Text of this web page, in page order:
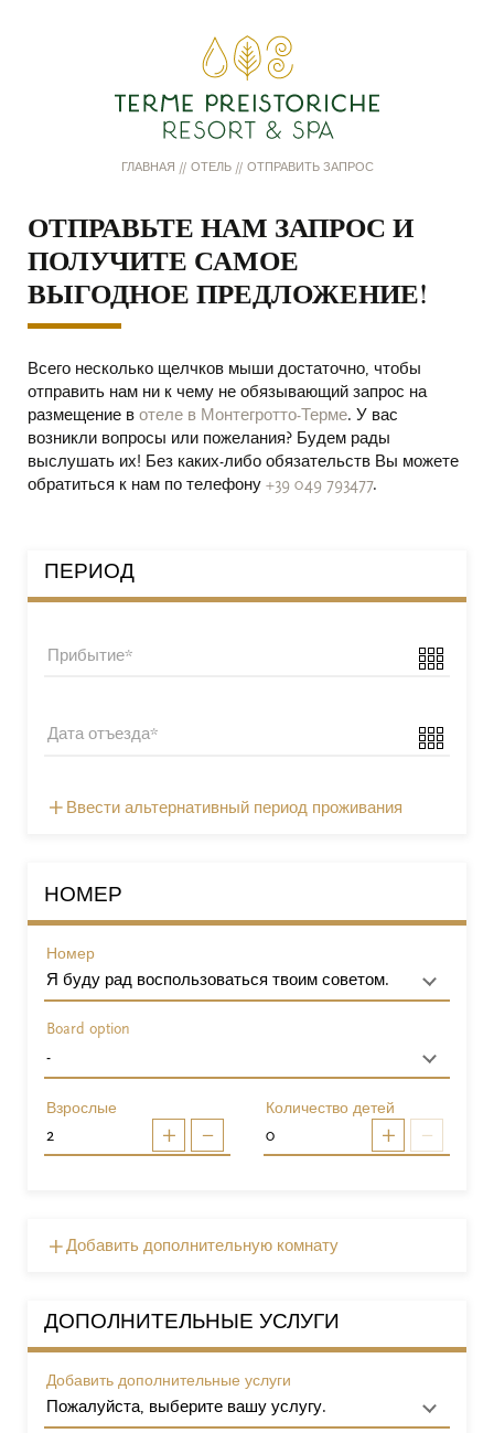
ГЛАВНАЯ // ОТЕЛЬ // ОТПРАВИТЬ ЗАПРОС
ОТПРАВЬТЕ НАМ ЗАПРОС И
ПОЛУЧИТЕ САМОЕ
ВЫГОДНОЕ ПРЕДЛОЖЕНИЕ!
Всего несколько щелчков мыши достаточно, чтобы
отправить нам ни к чему не обязывающий запрос на
размещение в отеле в Монтегротто-Терме. У вас
возникли вопросы или пожелания? Будем рады
выслушать их! Без каких-либо обязательств Вы можете
обратиться к нам по телефону +39 049 793477.
ПЕРИОД
Прибытие
Дата отъезда
Ввести альтернативный период проживания
НОМЕР
Номер
Board option
Взрослые Количество детей
Добавить дополнительную комнату
ДОПОЛНИТЕЛЬНЫЕ УСЛУГИ
Добавить дополнительные услуги